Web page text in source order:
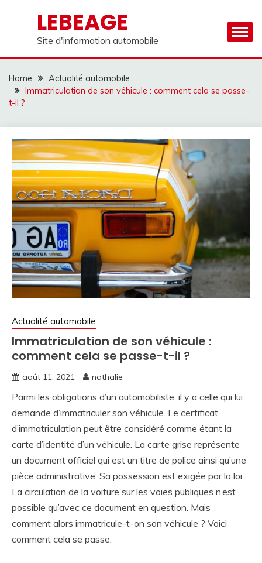
LEBEAGE
Site d'information automobile
Home
Actualité automobile
Immatriculation de son véhicule : comment cela se passe-
t-il ?
Actualité automobile
Immatriculation de son véhicule :
comment cela se passe-t-il ?
août 11, 2021 nathalie
Parmi les obligations d’un automobiliste, il y a celle qui lui
demande d’immatriculer son véhicule. Le certificat
d’immatriculation peut être considéré comme étant la
carte d’identité d’un véhicule. La carte grise représente
un document officiel qui est un titre de police ainsi qu’une
pièce administrative. Sa possession est exigée par la loi.
La circulation de la voiture sur les voies publiques n’est
possible qu’avec ce document en question. Mais
comment alors immatricule-t-on son véhicule ? Voici
comment cela se passe.